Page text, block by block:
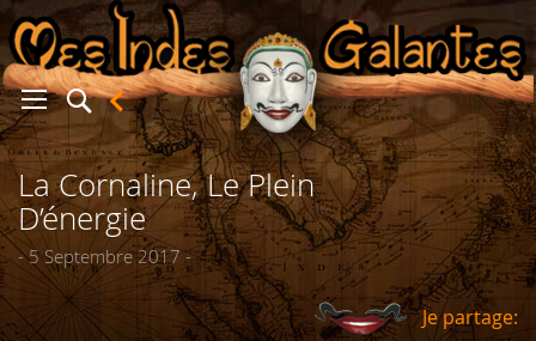
La Cornaline, Le Plein
D’énergie
- 5 Septembre 2017 -
Je partage: